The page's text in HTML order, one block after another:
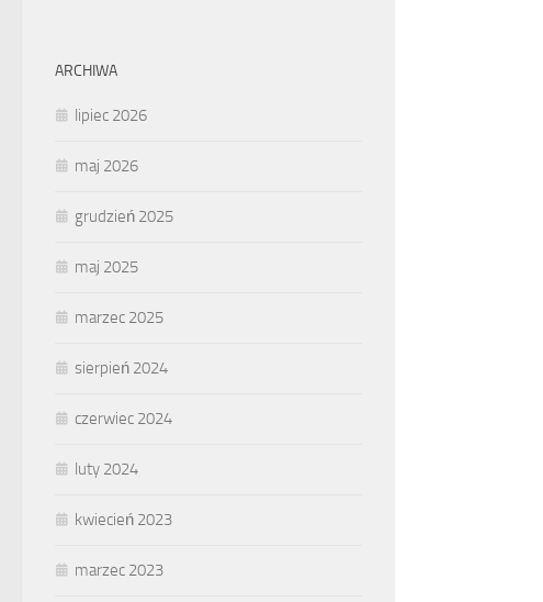
ARCHIWA
lipiec 2026
maj 2026
grudzień 2025
maj 2025
marzec 2025
sierpień 2024
czerwiec 2024
luty 2024
kwiecień 2023
marzec 2023